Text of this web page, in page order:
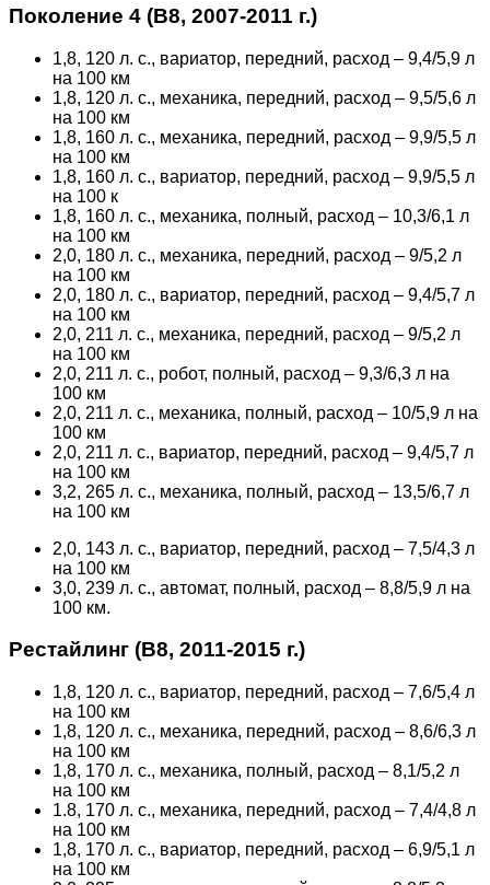
Поколение 4 (В8, 2007-2011 г.)
1,8, 120 л. с., вариатор, передний, расход – 9,4/5,9 л
на 100 км
1,8, 120 л. с., механика, передний, расход – 9,5/5,6 л
на 100 км
1,8, 160 л. с., механика, передний, расход – 9,9/5,5 л
на 100 км
1,8, 160 л. с., вариатор, передний, расход – 9,9/5,5 л
на 100 к
1,8, 160 л. с., механика, полный, расход – 10,3/6,1 л
на 100 км
2,0, 180 л. с., механика, передний, расход – 9/5,2 л
на 100 км
2,0, 180 л. с., вариатор, передний, расход – 9,4/5,7 л
на 100 км
2,0, 211 л. с., механика, передний, расход – 9/5,2 л
на 100 км
2,0, 211 л. с., робот, полный, расход – 9,3/6,3 л на
100 км
2,0, 211 л. с., механика, полный, расход – 10/5,9 л на
100 км
2,0, 211 л. с., вариатор, передний, расход – 9,4/5,7 л
на 100 км
3,2, 265 л. с., механика, полный, расход – 13,5/6,7 л
на 100 км
2,0, 143 л. с., вариатор, передний, расход – 7,5/4,3 л
на 100 км
3,0, 239 л. с., автомат, полный, расход – 8,8/5,9 л на
100 км.
Рестайлинг (В8, 2011-2015 г.)
1,8, 120 л. с., вариатор, передний, расход – 7,6/5,4 л
на 100 км
1,8, 120 л. с., механика, передний, расход – 8,6/6,3 л
на 100 км
1,8, 170 л. с., механика, полный, расход – 8,1/5,2 л
на 100 км
1.8, 170 л. с., механика, передний, расход – 7,4/4,8 л
на 100 км
1,8, 170 л. с., вариатор, передний, расход – 6,9/5,1 л
на 100 км